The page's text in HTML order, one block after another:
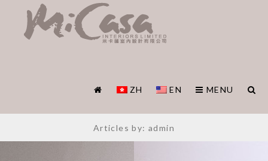
ZH EN MENU
Articles by: admin